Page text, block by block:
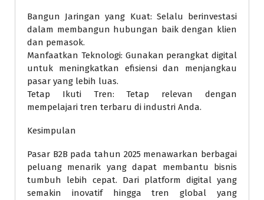
Bangun Jaringan yang Kuat: Selalu berinvestasi
dalam membangun hubungan baik dengan klien
dan pemasok.
Manfaatkan Teknologi: Gunakan perangkat digital
untuk meningkatkan efisiensi dan menjangkau
pasar yang lebih luas.
Tetap Ikuti Tren: Tetap relevan dengan
mempelajari tren terbaru di industri Anda.
Kesimpulan
Pasar B2B pada tahun 2025 menawarkan berbagai
peluang menarik yang dapat membantu bisnis
tumbuh lebih cepat. Dari platform digital yang
semakin inovatif hingga tren global yang